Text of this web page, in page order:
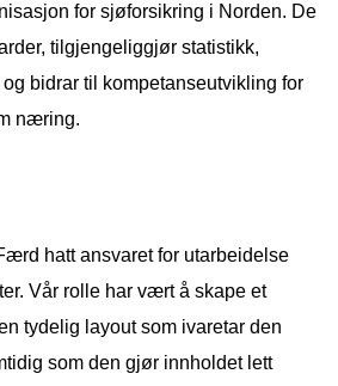
for sjøforsikring i Norden. De
tilgjengeliggjør statistikk,
bidrar til kompetanseutvikling for
næring.
hatt ansvaret for utarbeidelse
Vår rolle har vært å skape et
tydelig layout som ivaretar den
som den gjør innholdet lett